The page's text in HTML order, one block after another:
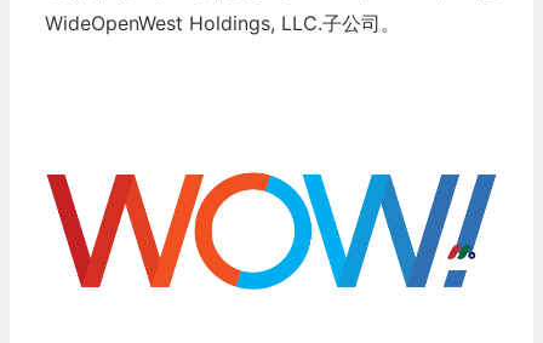
WideOpenWest Holdings, LLC.子公司。